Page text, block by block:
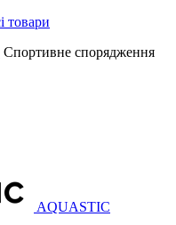
Спортивне спорядження
AQUASTIC